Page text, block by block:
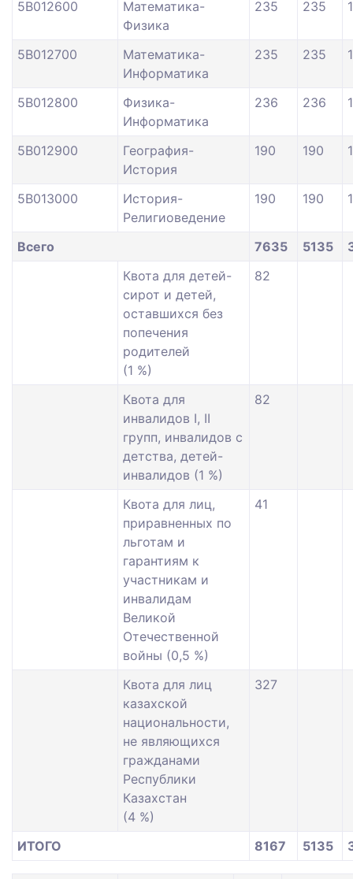
5В012600
Математика-
Физика
235 235
5В012700
Математика-
Информатика
235 235
5В012800
Физика-
Информатика
236 236
5В012900
География-
История
190 190
5В013000
История-
Религиоведение
190 190
Всего 7635 5135
Квота для детей-
сирот и детей,
оставшихся без
попечения
родителей
(1 %)
82
Квота для
инвалидов I, II
групп, инвалидов с
детства, детей-
инвалидов (1 %)
82
Квота для лиц,
приравненных по
льготам и
гарантиям к
участникам и
инвалидам
Великой
Отечественной
войны (0,5 %)
41
Квота для лиц
казахской
национальности,
не являющихся
гражданами
Республики
Казахстан
(4 %)
327
ИТОГО 8167 5135